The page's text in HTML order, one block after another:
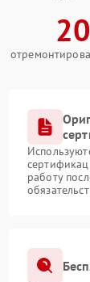
работу